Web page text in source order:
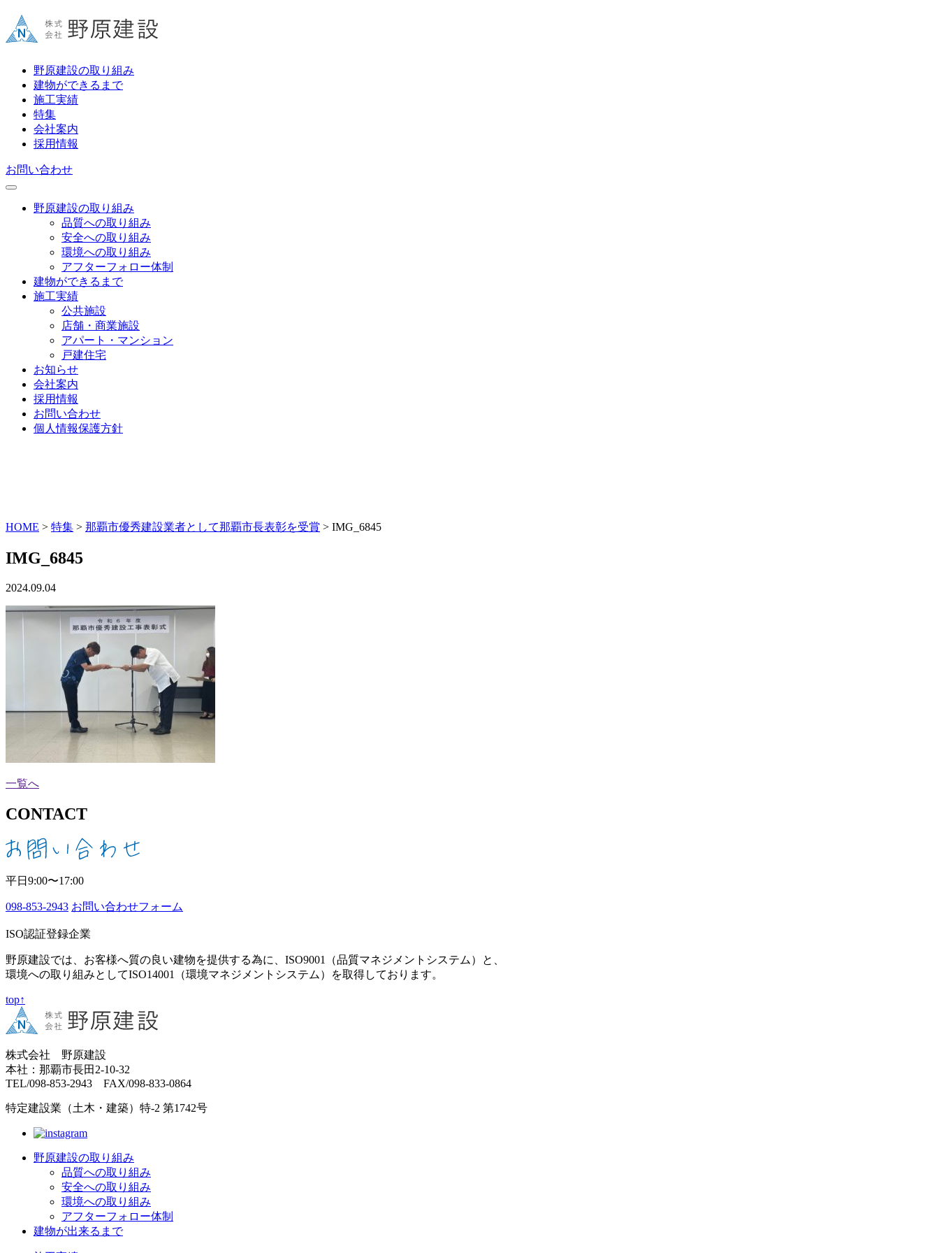
野原建設の取り組み
建物ができるまで
施工実績
特集
会社案内
採用情報
お問い合わせ
野原建設の取り組み
品質への取り組み
安全への取り組み
環境への取り組み
アフターフォロー体制
建物ができるまで
施工実績
公共施設
店舗・商業施設
アパート・マンション
戸建住宅
お知らせ
会社案内
採用情報
お問い合わせ
個人情報保護方針
HOME > 特集 > 那覇市優秀建設業者として那覇市長表彰を受賞 > IMG_6845
IMG_6845
2024.09.04
一覧へ
CONTACT
平日9:00〜17:00
098-853-2943 お問い合わせフォーム
ISO認証登録企業
野原建設では、お客様へ質の良い建物を提供する為に、ISO9001（品質マネジメントシステム）と、
環境への取り組みとしてISO14001（環境マネジメントシステム）を取得しております。
top↑
株式会社 野原建設
本社：那覇市長田2-10-32
TEL/098-853-2943 FAX/098-833-0864
特定建設業（土木・建築）特-2 第1742号
野原建設の取り組み
品質への取り組み
安全への取り組み
環境への取り組み
アフターフォロー体制
建物が出来るまで